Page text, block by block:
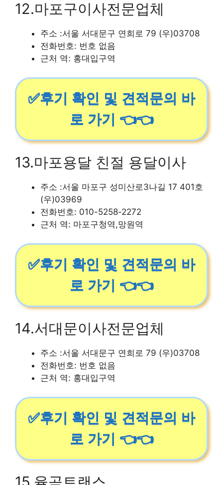
12.마포구이사전문업체
주소 :서울 서대문구 연희로 79 (우)03708
전화번호: 번호 없음
근처 역: 홍대입구역
✅후기 확인 및 견적문의 바
로 가기 👈👈
13.마포용달 친절 용달이사
주소 :서울 마포구 성미산로3나길 17 401호
(우)03969
전화번호: 010-5258-2272
근처 역: 마포구청역,망원역
✅후기 확인 및 견적문의 바
로 가기 👈👈
14.서대문이사전문업체
주소 :서울 서대문구 연희로 79 (우)03708
전화번호: 번호 없음
근처 역: 홍대입구역
✅후기 확인 및 견적문의 바
로 가기 👈👈
15.율곡트랜스